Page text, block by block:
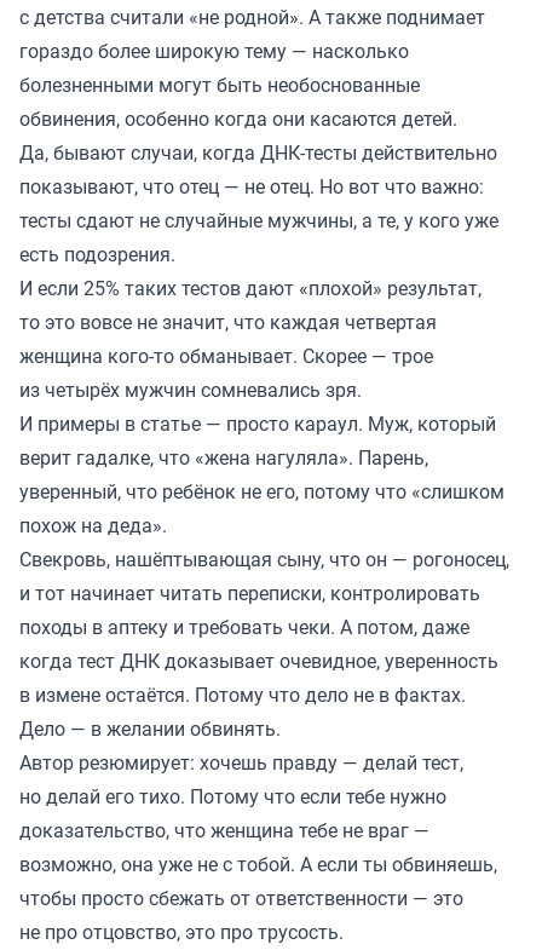
с детства считали «не родной». А также поднимает
гораздо более широкую тему — насколько
болезненными могут быть необоснованные
обвинения, особенно когда они касаются детей.
Да, бывают случаи, когда ДНК-тесты действительно
показывают, что отец — не отец. Но вот что важно:
тесты сдают не случайные мужчины, а те, у кого уже
есть подозрения.
И если 25% таких тестов дают «плохой» результат,
то это вовсе не значит, что каждая четвертая
женщина кого-то обманывает. Скорее — трое
из четырёх мужчин сомневались зря.
И примеры в статье — просто караул. Муж, который
верит гадалке, что «жена нагуляла». Парень,
уверенный, что ребёнок не его, потому что «слишком
похож на деда».
Свекровь, нашёптывающая сыну, что он — рогоносец,
и тот начинает читать переписки, контролировать
походы в аптеку и требовать чеки. А потом, даже
когда тест ДНК доказывает очевидное, уверенность
в измене остаётся. Потому что дело не в фактах.
Дело — в желании обвинять.
Автор резюмирует: хочешь правду — делай тест,
но делай его тихо. Потому что если тебе нужно
доказательство, что женщина тебе не враг —
возможно, она уже не с тобой. А если ты обвиняешь,
чтобы просто сбежать от ответственности — это
не про отцовство, это про трусость.